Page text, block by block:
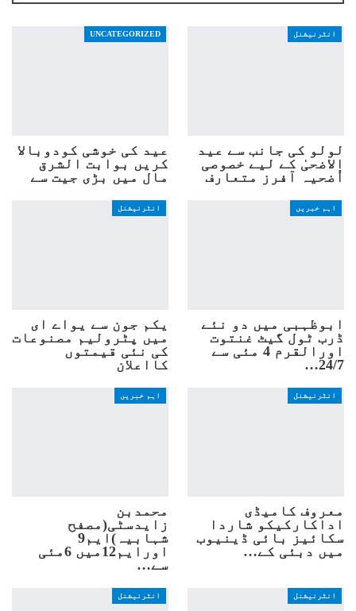
UNCATEGORIZED
عید کی خوشی کودوبالا
کریں بوابت الشرق
مال میں بڑی جیت سے
انٹرنیشنل
لولو کی جانب سے عید
الاضحیٰ کے لیے خصوصی
اُضحیہ آفرز متعارف
انٹرنیشنل
یکم جون سے یواے ای
میں پٹرولیم مصنوعات
کی نئی قیمتوں
کااعلان
اہم خبریں
ابوظہبی میں دو نئے
ڈرب ٹول گیٹ غنتوت
اورالقرم 4 مئی سے
24/7…
اہم خبریں
محمدبن
زایدسٹی(مصفح
شہابیہ)ایم9
اورایم12میں 6مئی
سے…
انٹرنیشنل
معروف کامیڈی
اداکارکیکو شاردا
سکائیز بائی ڈینیوب
میں دبئی کے…
انٹرنیشنل انٹرنیشنل